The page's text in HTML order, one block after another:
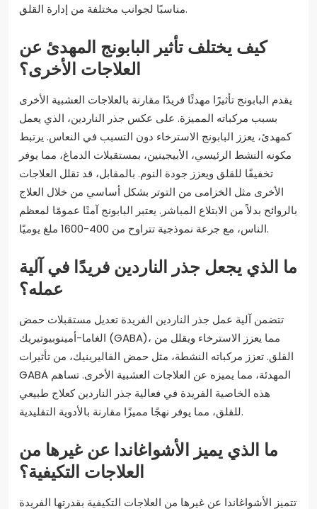
مناسبًا لجوانب مختلفة من إدارة القلق.
كيف يختلف تأثير البابونج المهدئ عن
العلاجات الأخرى؟
يقدم البابونج تأثيرًا مهدئًا فريدًا مقارنة بالعلاجات العشبية الأخرى
بسبب مركباته المميزة. على عكس جذر الناردين، الذي يعمل
كمهدئ، يعزز البابونج الاسترخاء دون التسبب في النعاس. يرتبط
مكونه النشط الرئيسي، الأبيجينين، بمستقبلات الدماغ، مما يوفر
تخفيفًا للقلق ويعزز جودة النوم. بالمقابل، قد تقلل العلاجات
الأخرى مثل الخزامى من التوتر بشكل أساسي من خلال العلاج
بالروائح بدلاً من الابتلاع المباشر. يعتبر البابونج آمنًا عمومًا لمعظم
الناس، مع جرعة نموذجية تتراوح من 400-1600 ملغ يوميًا.
ما الذي يجعل جذر الناردين فريدًا في آلية
عمله؟
تتضمن آلية عمل جذر الناردين الفريدة تعديل مستقبلات حمض
الغاما-أمينوبيوتيريك (GABA)، مما يعزز الاسترخاء ويقلل من
القلق. تعزز مركباته النشطة، مثل حمض الفاليرينيك، من تأثيرات
GABA المهدئة، مما يميزه عن العلاجات العشبية الأخرى. تساهم
هذه الخاصية الفريدة في فعالية جذر الناردين كعلاج طبيعي
للقلق، مما يوفر نهجًا مميزًا مقارنة بالأدوية التقليدية.
ما الذي يميز الأشواغاندا عن غيرها من
العلاجات التكيفية؟
تتميز الأشواغاندا عن غيرها من العلاجات التكيفية بقدرتها الفريدة